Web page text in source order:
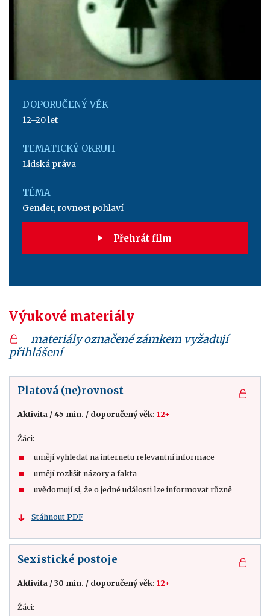
DOPORUČENÝ VĚK
12–20 let
TEMATICKÝ OKRUH
Lidská práva
TÉMA
Gender, rovnost pohlaví
Přehrát film
Výukové materiály
materiály označené zámkem vyžadují
přihlášení
Platová (ne)rovnost
Aktivita / 45 min. / doporučený věk: 12+
Žáci:
umějí vyhledat na internetu relevantní informace
umějí rozlišit názory a fakta
uvědomují si, že o jedné události lze informovat různě
Stáhnout PDF
Sexistické postoje
Aktivita / 30 min. / doporučený věk: 12+
Žáci: